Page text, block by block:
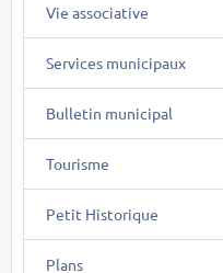
Vie associative
Services municipaux
Bulletin municipal
Tourisme
Petit Historique
Plans